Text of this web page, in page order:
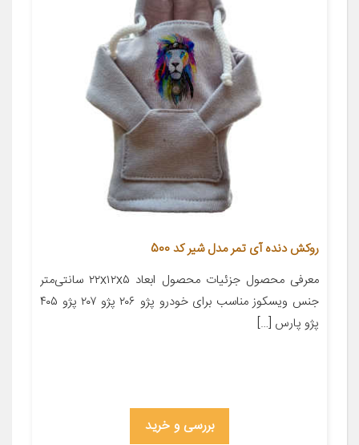
روکش دنده آی تمر مدل شیر کد 500
معرفی محصول جزئیات محصول ابعاد ۲۲x۱۲x۵ سانتی‌متر
جنس ویسکوز مناسب برای خودرو پژو ۲۰۶ پژو ۲۰۷ پژو ۴۰۵
پژو پارس […]
بررسی و خرید